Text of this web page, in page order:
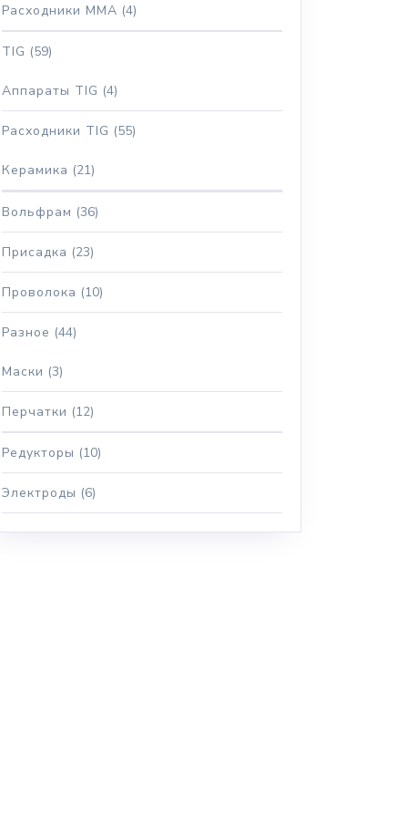
Расходники MMA (4)
TIG (59)
Аппараты TIG (4)
Расходники TIG (55)
Керамика (21)
Вольфрам (36)
Присадка (23)
Проволока (10)
Разное (44)
Маски (3)
Перчатки (12)
Редукторы (10)
Электроды (6)